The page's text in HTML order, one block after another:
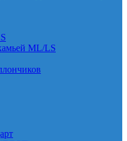
ML/LS